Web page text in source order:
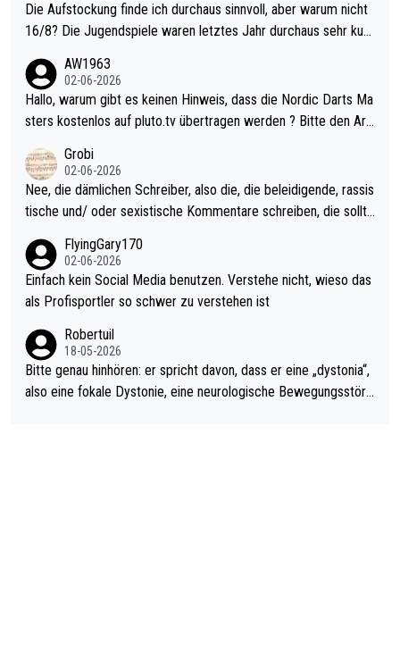
Die Aufstockung finde ich durchaus sinnvoll, aber warum nicht
16/8? Die Jugendspiele waren letztes Jahr durchaus sehr kurz
Allerdings ist Mitchell Lawrie als Nummer 1 der Welt eh qualifi
ziert. Somit ändert die automatische Qualifikation des Weltmei
sters erstmal nichts. Ich denke sie wollen damit für nächstes J
ohl wenig WDF Turniere spielen. Dies war bei Archie Self letzt
es Jahr der Fall. Er musste als amtierender Weltmeister durch
den Qualifier und ich glaube kaum, dass Mitchel sich das (in Ve
el hat.
AW1963
02-06-2026
Hallo, warum gibt es keinen Hinweis, dass die Nordic Darts Ma
sters kostenlos auf pluto.tv übertragen werden ? Bitte den Arti
Grobi
02-06-2026
Nee, die dämlichen Schreiber, also die, die beleidigende, rassis
tische und/ oder sexistische Kommentare schreiben, die sollte
s Leben in den Griff kriegen. Nur eins wundert mich: Luke Little
r war doch neulich erst derjenige, der über Social Media GvV p
rovoziert hat. Und Littlers Mutter schießt öfters mal gegen Ric
FlyingGary170
02-06-2026
Einfach kein Social Media benutzen. Verstehe nicht, wieso das
als Profisportler so schwer zu verstehen ist
Robertuil
18-05-2026
Bitte genau hinhören: er spricht davon, dass er eine „dystonia“,
also eine fokale Dystonie, eine neurologische Bewegungsstöru